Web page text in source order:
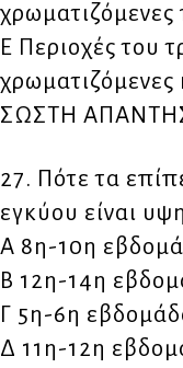
χρωματιζόμενες
Ε Περιοχές του
χρωματιζόμενες
ΣΩΣΤΗ
27. Πότε τα
εγκύου είναι
Α 8η-10η
Β 12η-14η
Γ 5η-6η
Δ 11η-12η